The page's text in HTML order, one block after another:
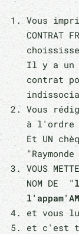
Vous
CONTRAT
Il y a un
contrat
Vous
à l'ordre
Et UN
VOUS
NOM DE "
et vous
et c'est